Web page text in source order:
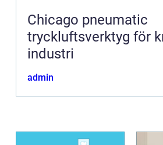
Chicago pneumatic
tryckluftsverktyg för
industri
admin